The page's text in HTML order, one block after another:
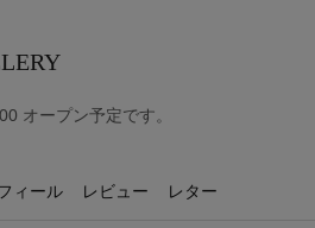
オープン予定です。
ィール レビュー レター